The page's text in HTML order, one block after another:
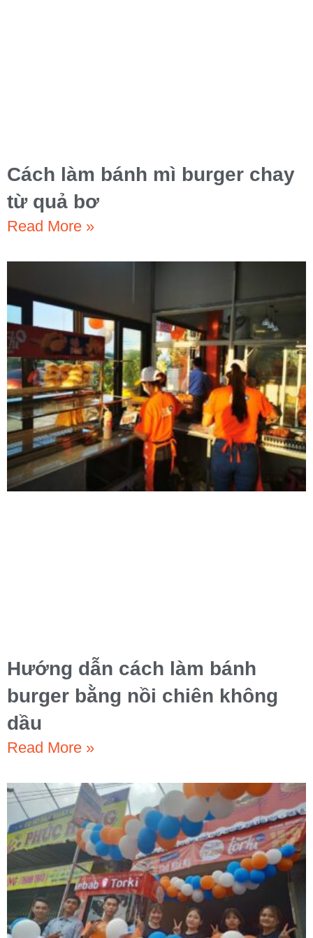
Cách làm bánh mì burger chay
từ quả bơ
Read More »
Hướng dẫn cách làm bánh
burger bằng nồi chiên không
dầu
Read More »